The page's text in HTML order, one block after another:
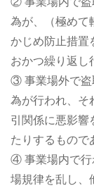
為が、（極めて
かじめ防止措置
おかつ繰り返し
③ 事業場外で盗
為が行われ、そ
引関係に悪影響
たりするもので
④ 事業場内で行
場規律を乱し、